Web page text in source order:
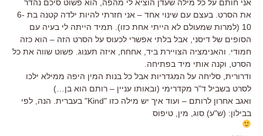
אני חותם על כל מילה שעדן הוציא לי מהפה, הוא פשוט סיכם נהדר
את הסרט. בעצם עם שינוי אחד – אני חזרתי להיות ילדה קטנה בת 6-
10 (למרות שמעולם לא הייתי אחת כזו). תמיד הייתה לי בעיה עם
הסופים של דיסני, אבל בלתי אפשרי לכעוס על הסרט הזה – הוא כזה
חמודי. והאנימציה הצויירת ביד, אחחח, איזה תענוג. פשוט שווה את כל
הסרט, וקנה אותי מיד בפתיחה.
ודרורית, סליחה על המגדריות אבל כל בנות המין היפה ממילא ילכו
לסרט בשביל ד"ר מקדרימי (ובאותו עניין – רותם הוא בן…)
ואגב אחרון לרותם – ועוד איך יש מילה כזו "Kind" בעברית. הנה, לפי
בבילון: (ש"ע) סוג, מין, טיפוס